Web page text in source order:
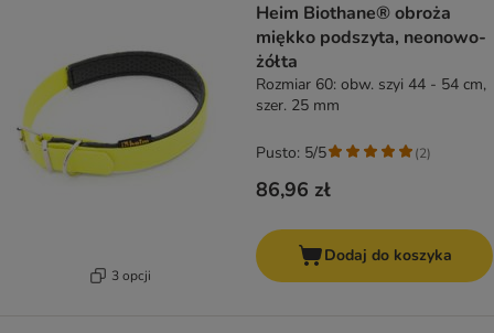
3 opcji
Heim Biothane® obroża
miękko podszyta, neonowo-
żółta
Rozmiar 60: obw. szyi 44 - 54 cm,
szer. 25 mm
86,96 zł
Pusto: 5/5 (2)
Dodaj do koszyka